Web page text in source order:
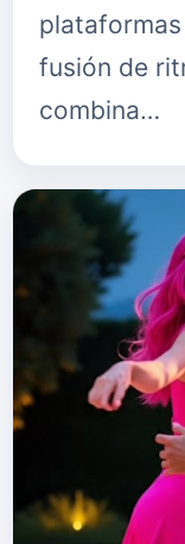
fusión de
combina…